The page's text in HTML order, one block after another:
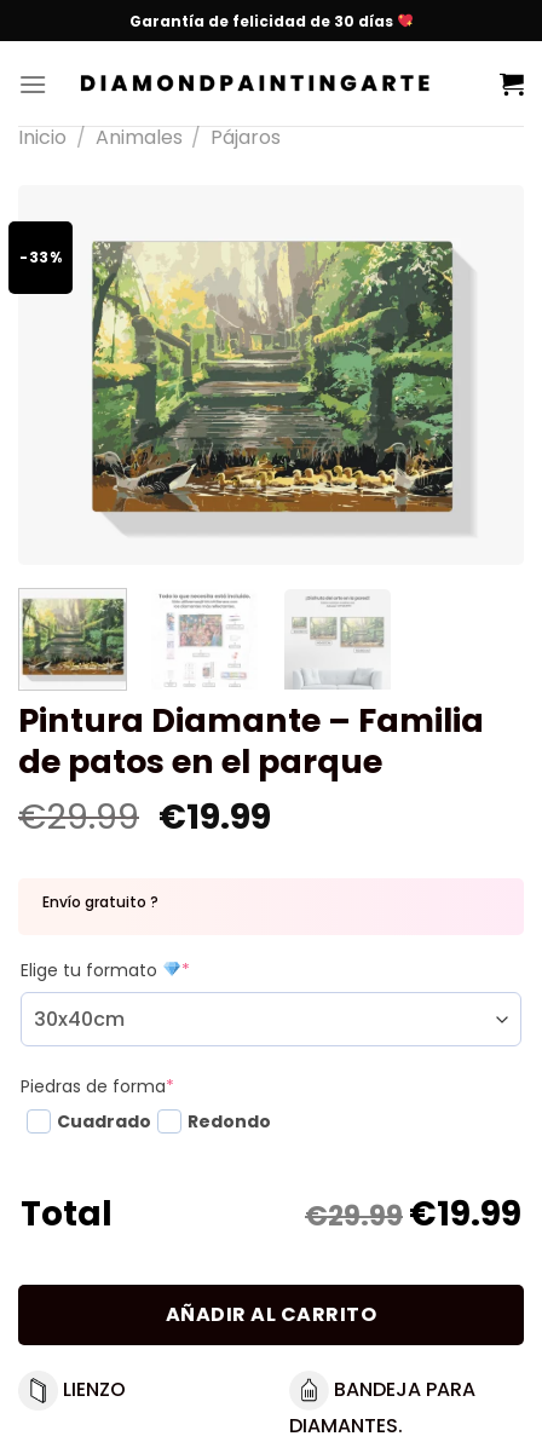
Garantía de felicidad de 30 días
Inicio / Animales / Pájaros
-33%
Pintura Diamante – Familia
de patos en el parque
€29.99 €19.99
Envío gratuito ?
Elige tu formato *
Piedras de forma*
Cuadrado
Redondo
Total €29.99€19.99
AÑADIR AL CARRITO
LIENZO
BANDEJA PARA
DIAMANTES.